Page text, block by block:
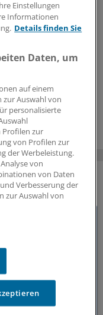
isolierten
viel Morbidität und
möglich, wenn die
gezielt in den
von: Roche Diagnostics
Einstellungen
Informationen
Details finden Sie
Daten, um
auf einem
zur Auswahl von
personalisierte
Profilen zur
von Profilen zur
der Werbeleistung.
von
von Daten
Verbesserung der
zur Auswahl von